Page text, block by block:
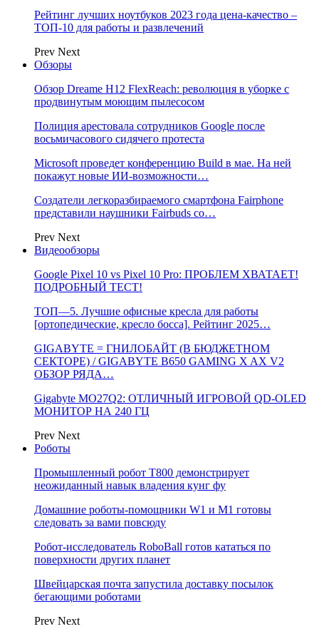
Рейтинг лучших ноутбуков 2023 года цена-качество –
ТОП-10 для работы и развлечений
Prev Next
Обзоры
Обзор Dreame H12 FlexReach: революция в уборке с
продвинутым моющим пылесосом
Полиция арестовала сотрудников Google после
восьмичасового сидячего протеста
Microsoft проведет конференцию Build в мае. На ней
покажут новые ИИ-возможности…
Создатели легкоразбираемого смартфона Fairphone
представили наушники Fairbuds со…
Prev Next
Видеообзоры
Google Pixel 10 vs Pixel 10 Pro: ПРОБЛЕМ ХВАТАЕТ!
ПОДРОБНЫЙ ТЕСТ!
ТОП—5. Лучшие офисные кресла для работы
[ортопедические, кресло босса]. Рейтинг 2025…
GIGABYTE = ГНИЛОБАЙТ (В БЮДЖЕТНОМ
СЕКТОРЕ) / GIGABYTE B650 GAMING X AX V2
ОБЗОР РЯДА…
Gigabyte MO27Q2: ОТЛИЧНЫЙ ИГРОВОЙ QD-OLED
МОНИТОР НА 240 ГЦ
Prev Next
Роботы
Промышленный робот Т800 демонстрирует
неожиданный навык владения кунг фу
Домашние роботы-помощники W1 и M1 готовы
следовать за вами повсюду
Робот-исследователь RoboBall готов кататься по
поверхности других планет
Швейцарская почта запустила доставку посылок
бегающими роботами
Prev Next